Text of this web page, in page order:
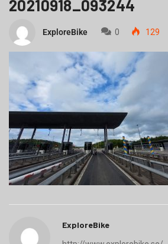
20210918_093244
ExploreBike 0 129
ExploreBike